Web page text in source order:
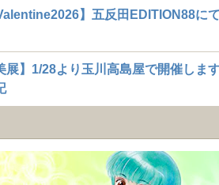
】五反田EDITION88に
展】1/28より玉川高島屋で開催しま